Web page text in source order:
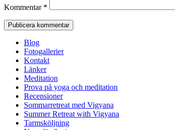
Kommentar *
Blog
Fotogallerier
Kontakt
Länker
Meditation
Prova på yoga och meditation
Recensioner
Sommarretreat med Vigyana
Summer Retreat with Vigyana
Tarmsköljning